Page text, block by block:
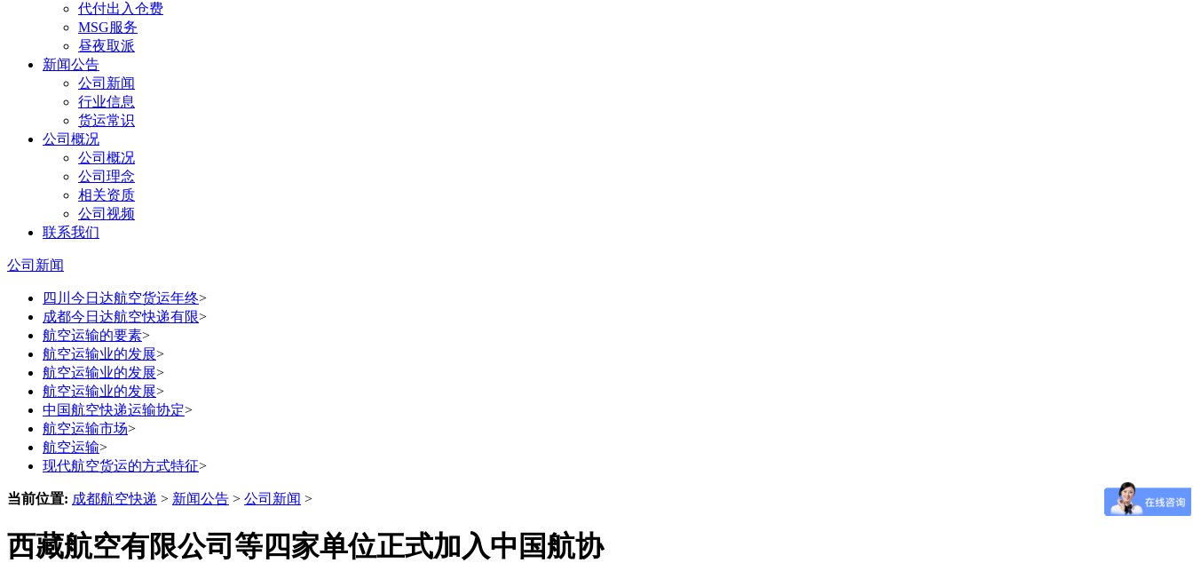
代付出入仓费
MSG服务
昼夜取派
新闻公告
公司新闻
行业信息
货运常识
公司概况
公司概况
公司理念
相关资质
公司视频
联系我们
公司新闻
四川今日达航空货运年终>
成都今日达航空快递有限>
航空运输的要素>
航空运输业的发展>
航空运输业的发展>
航空运输业的发展>
中国航空快递运输协定>
航空运输市场>
航空运输>
现代航空货运的方式特征>
当前位置: 成都航空快递 > 新闻公告 > 公司新闻 >
西藏航空有限公司等四家单位正式加入中国航协